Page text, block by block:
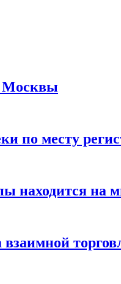
Москвы
по месту
находится на